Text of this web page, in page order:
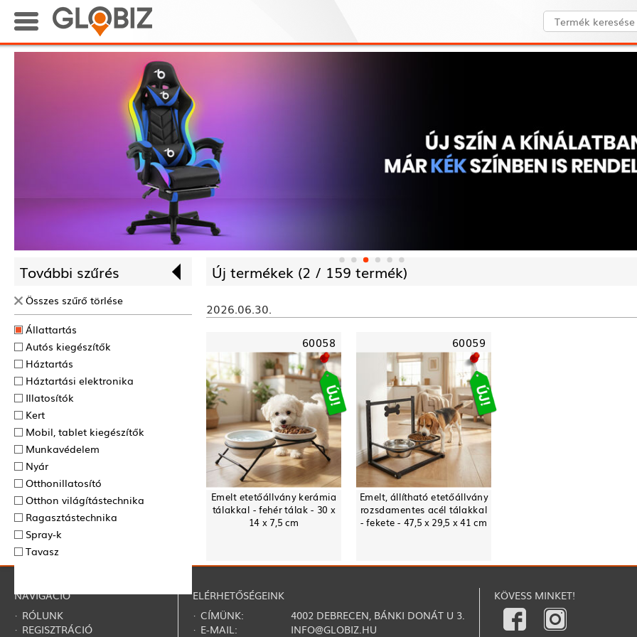
További szűrés
Összes szűrő törlése
Állattartás
Autós kiegészítők
Háztartás
Háztartási elektronika
Illatosítók
Kert
Mobil, tablet kiegészítők
Munkavédelem
Nyár
Otthonillatosító
Otthon világítástechnika
Ragasztás­technika
Spray-k
Tavasz
Új termékek (2 / 159 termék)
2026.06.30.
60058
Emelt etetőállvány kerámia
tálakkal - fehér tálak - 30 x
14 x 7,5 cm
60059
Emelt, állítható etetőállvány
rozsdamentes acél tálakkal
- fekete - 47,5 x 29,5 x 41 cm
NAVIGÁCIÓ
· RÓLUNK
· REGISZTRÁCIÓ
ELÉRHETŐSÉGEINK
· CÍMÜNK:
4002 DEBRECEN, BÁNKI DONÁT U 3.
· E-MAIL:
INFO@GLOBIZ.HU
KÖVESS MINKET!